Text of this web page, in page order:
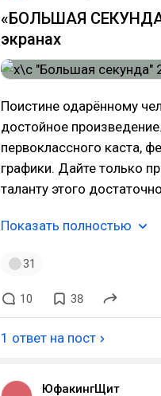
«БОЛЬШАЯ
экранах
Поистине одарённому
достойное
первоклассного каста,
графики. Дайте только
таланту этого
Показать полностью
31
10 38
1 ответ на пост
ЮфакингЩит